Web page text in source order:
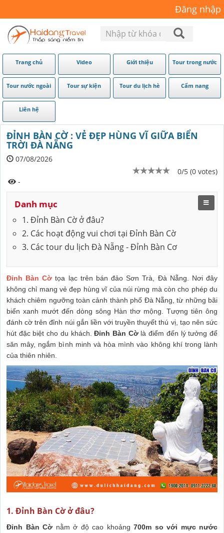
Đăng nhập
Trang chủ Video Giới thiệu Tour trong nước
Tour nước ngoài Tour sự kiện Tour du lịch hè Cẩm nang
Liên hệ
ĐỈNH BÀN CỜ : VẺ ĐẸP HÙNG VĨ GIỮA BIỂN
TRỜI ĐÀ NẴNG
07/08/2026
0/5 (0 votes)
-
Danh mục
1. Đỉnh Bàn Cờ ở đâu?
2. Các hoạt động vui chơi tại Đỉnh Bàn Cờ
3. Các tour du lịch Đà Nẵng - Đỉnh Bàn Cơ
Đỉnh Bàn Cờ tọa lạc trên bán đảo Sơn Trà, Đà Nẵng. Nơi đây
không chỉ mang vẻ đẹp hùng vĩ của núi rừng mà còn cho phép du
khách chiêm ngưỡng toàn cảnh thành phố Đà Nẵng, từ những bãi
biển xanh mướt đến dòng sông Hàn thơ mộng. Tượng tiên ông
đánh cờ trên đỉnh núi gắn liền với truyền thuyết thú vị, tạo nên sức
hút đặc biệt cho du khách.Đỉnh Bàn Cờlà điểm đến lý tưởng để
săn mây, ngắm bình minh và hòa mình vào không khí trong lành
của thiên nhiên.
1. Đỉnh Bàn Cờ ở đâu?
Đỉnh Bàn Cờ nằm ở độ cao khoảng 700m so với mực nước